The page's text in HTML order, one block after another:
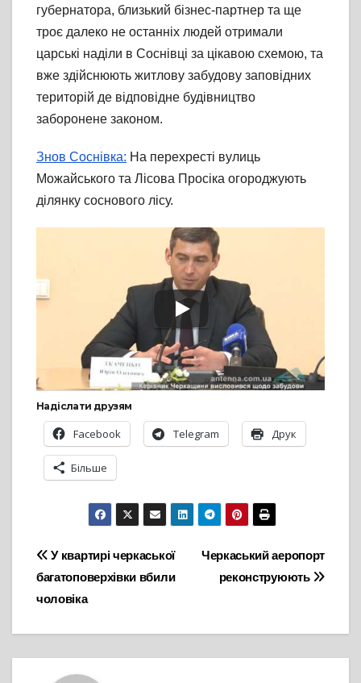
губернатора, близький бізнес-партнер та ще
троє далеко не останніх людей отримали
царські наділи в Соснівці за цікавою схемою, та
вже здійснюють житлову забудову заповідних
територій де відповідне будівництво
заборонене законом.
Знов Соснівка: На перехресті вулиць
Можайського та Лісова Просіка огороджують
ділянку соснового лісу.
Надіслати друзям
Facebook Telegram Друк
Більше
Навігація
записів
Черкаський аеропорт
реконструюють
У квартирі черкаської
багатоповерхівки вбили
чоловіка